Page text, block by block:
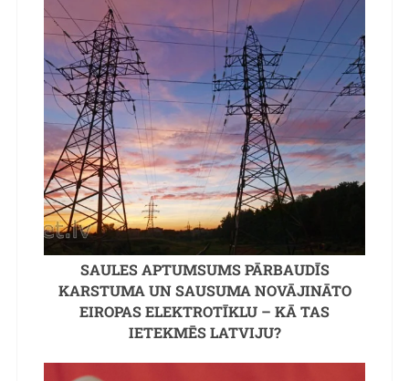
SAULES APTUMSUMS PĀRBAUDĪS
KARSTUMA UN SAUSUMA NOVĀJINĀTO
EIROPAS ELEKTROTĪKLU – KĀ TAS
IETEKMĒS LATVIJU?